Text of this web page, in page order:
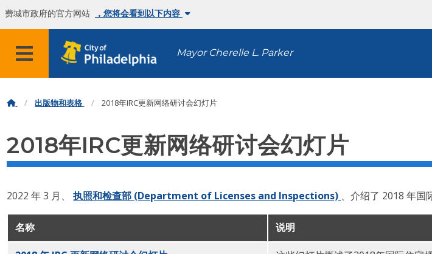
费城市政府的官方网站 ，您将会看到以下内容
Mayor Cherelle L. Parker
出版物和表格 2018年IRC更新网络研讨会幻灯片
2018年IRC更新网络研讨会幻灯片
2022 年 3 月、执照和检查部 (Department of Licenses and Inspections) 、介绍了 2018 年国
名称 说明